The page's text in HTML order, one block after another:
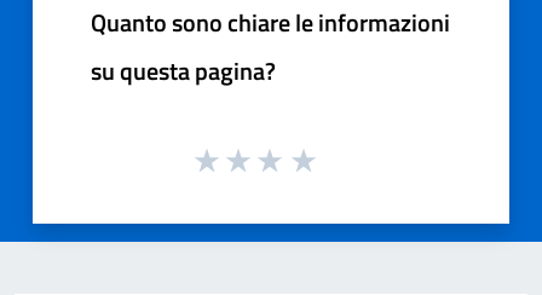
Quanto sono chiare le informazioni
su questa pagina?